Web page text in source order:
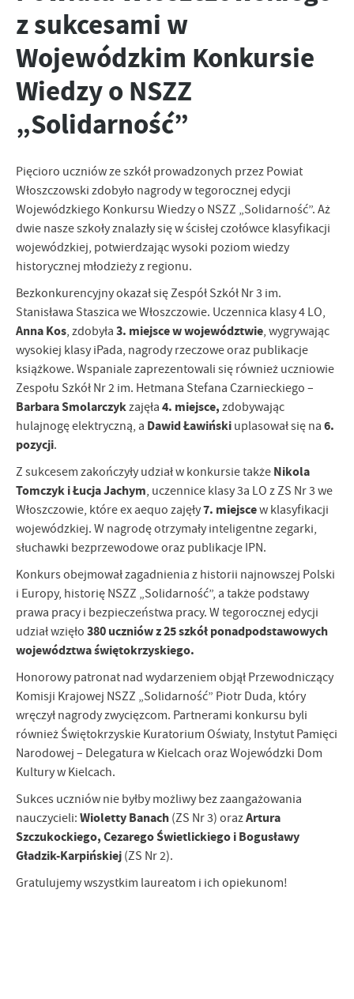
z sukcesami w
Wojewódzkim Konkursie
Wiedzy o NSZZ
„Solidarność”
Pięcioro uczniów ze szkół prowadzonych przez Powiat
Włoszczowski zdobyło nagrody w tegorocznej edycji
Wojewódzkiego Konkursu Wiedzy o NSZZ „Solidarność”. Aż
dwie nasze szkoły znalazły się w ścisłej czołówce klasyfikacji
wojewódzkiej, potwierdzając wysoki poziom wiedzy
historycznej młodzieży z regionu.
Bezkonkurencyjny okazał się Zespół Szkół Nr 3 im.
Stanisława Staszica we Włoszczowie. Uczennica klasy 4 LO,
Anna Kos, zdobyła 3. miejsce w województwie, wygrywając
wysokiej klasy iPada, nagrody rzeczowe oraz publikacje
książkowe. Wspaniale zaprezentowali się również uczniowie
Zespołu Szkół Nr 2 im. Hetmana Stefana Czarnieckiego –
Barbara Smolarczykzajęła 4. miejsce, zdobywając
hulajnogę elektryczną, a Dawid Ławiński uplasował się na 6.
pozycji.
Z sukcesem zakończyły udział w konkursie także Nikola
Tomczyk i Łucja Jachym, uczennice klasy 3a LO z ZS Nr 3 we
Włoszczowie, które ex aequo zajęły7. miejscew klasyfikacji
wojewódzkiej. W nagrodę otrzymały inteligentne zegarki,
słuchawki bezprzewodowe oraz publikacje IPN.
Konkurs obejmował zagadnienia z historii najnowszej Polski
i Europy, historię NSZZ „Solidarność”, a także podstawy
prawa pracy i bezpieczeństwa pracy. W tegorocznej edycji
udział wzięło 380 uczniów z 25 szkół ponadpodstawowych
województwa świętokrzyskiego.
Honorowy patronat nad wydarzeniem objął Przewodniczący
Komisji Krajowej NSZZ „Solidarność” Piotr Duda, który
wręczył nagrody zwycięzcom. Partnerami konkursu byli
również Świętokrzyskie Kuratorium Oświaty, Instytut Pamięci
Narodowej – Delegatura w Kielcach oraz Wojewódzki Dom
Kultury w Kielcach.
Sukces uczniów nie byłby możliwy bez zaangażowania
nauczycieli: Wioletty Banach (ZS Nr 3) orazArtura
Szczukockiego, Cezarego Świetlickiego i Bogusławy
Gładzik-Karpińskiej (ZS Nr 2).
Gratulujemy wszystkim laureatom i ich opiekunom!
zapamiętanie wprowadzonych przez Ciebie ustawień oraz
personalizację określonych funkcjonalności czy prezentowanych
treści.
Dzięki tym plikom cookies możemy zapewnić Ci większy komfort
korzystania z funkcjonalności naszej strony poprzez dopasowanie
jej do Twoich indywidualnych preferencji. Wyrażenie zgody na
funkcjonalne i personalizacyjne pliki cookies gwarantuje
dostępność większej ilości funkcji na stronie.
Więcej
Analityczne
Analityczne pliki cookies pomagają nam rozwijać się i
Cookies analityczne pozwalają na uzyskanie informacji w zakresie
wykorzystywania witryny internetowej, miejsca oraz częstotliwości,
z jaką odwiedzane są nasze serwisy www. Dane pozwalają nam na
ocenę naszych serwisów internetowych pod względem ich
popularności wśród użytkowników. Zgromadzone informacje są
przetwarzane w formie zanonimizowanej. Wyrażenie zgody na
analityczne pliki cookies gwarantuje dostępność wszystkich
funkcjonalności.
Więcej
Reklamowe
Dzięki reklamowym plikom cookies prezentujemy Ci najciekawsze
informacje i aktualności na stronach naszych partnerów.
Promocyjne pliki cookies służą do prezentowania Ci naszych
komunikatów na podstawie analizy Twoich upodobań oraz Twoich
zwyczajów dotyczących przeglądanej witryny internetowej. Treści
promocyjne mogą pojawić się na stronach podmiotów trzecich lub
firm będących naszymi partnerami oraz innych dostawców usług.
Firmy te działają w charakterze pośredników prezentujących nasze
treści w postaci wiadomości, ofert, komunikatów mediów
społecznościowych.
Więcej